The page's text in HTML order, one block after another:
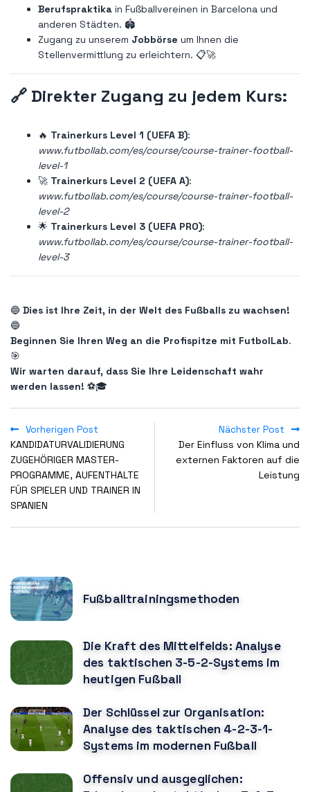
Berufspraktika in Fußballvereinen in Barcelona und
anderen Städten. 🏟️
Zugang zu unserem Jobbörse um Ihnen die
Stellenvermittlung zu erleichtern. 📋🚀
🔗 Direkter Zugang zu jedem Kurs:
🔥 Trainerkurs Level 1 (UEFA B):
www.futbollab.com/es/course/course-trainer-football-
level-1
🚀 Trainerkurs Level 2 (UEFA A):
www.futbollab.com/es/course/course-trainer-football-
level-2
🌟 Trainerkurs Level 3 (UEFA PRO):
www.futbollab.com/es/course/course-trainer-football-
level-3
🔵 Dies ist Ihre Zeit, in der Welt des Fußballs zu wachsen!
🔵
Beginnen Sie Ihren Weg an die Profispitze mit FutbolLab.
🎯
Wir warten darauf, dass Sie Ihre Leidenschaft wahr
werden lassen! ⚽🎓
Vorherigen Post
KANDIDATURVALIDIERUNG
ZUGEHÖRIGER MASTER-
PROGRAMME, AUFENTHALTE
FÜR SPIELER UND TRAINER IN
SPANIEN
Nächster Post
Der Einfluss von Klima und
externen Faktoren auf die
Leistung
Fußballtrainingsmethoden
Die Kraft des Mittelfelds: Analyse
des taktischen 3-5-2-Systems im
heutigen Fußball
Der Schlüssel zur Organisation:
Analyse des taktischen 4-2-3-1-
Systems im modernen Fußball
Offensiv und ausgeglichen: